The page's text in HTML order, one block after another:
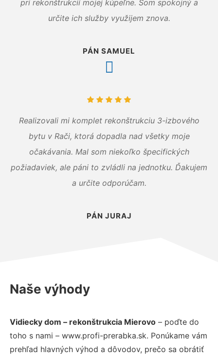
pri rekonštrukcií mojej kúpeľne. Som spokojný a
určite ich služby využijem znova.
PÁN SAMUEL
Realizovali mi komplet rekonštrukciu 3-izbového
bytu v Rači, ktorá dopadla nad všetky moje
očakávania. Mal som niekoľko špecifických
požiadaviek, ale páni to zvládli na jednotku. Ďakujem
a určite odporúčam.
PÁN JURAJ
Naše výhody
Vidiecky dom – rekonštrukcia Mierovo – poďte do
toho s nami – www.profi-prerabka.sk. Ponúkame vám
prehľad hlavných výhod a dôvodov, prečo sa obrátiť